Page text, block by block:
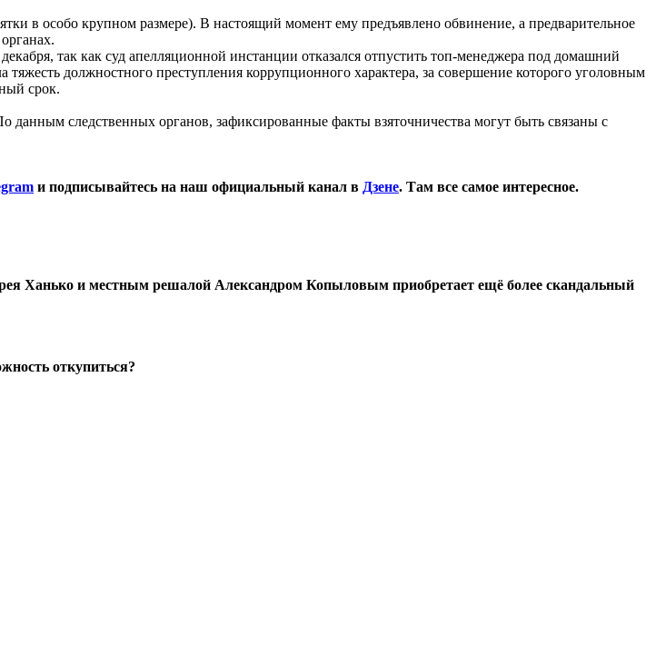
в особо крупном размере). В настоящий момент ему предъявлено обвинение, а предварительное
так как суд апелляционной инстанции отказался отпустить топ-менеджера под домашний
должностного преступления коррупционного характера, за совершение которого уголовным
срок.
следственных органов, зафиксированные факты взяточничества могут быть связаны с
и подписывайтесь на наш официальный канал в Дзене. Там все самое интересное.
Ханько и местным решалой Александром Копыловым приобретает ещё более скандальный
откупиться?